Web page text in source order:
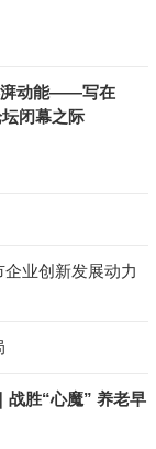
湃动能——写在
闭幕之际
业创新发展动力
战胜“心魔” 养老早